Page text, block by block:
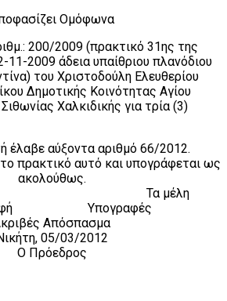
Ομόφωνα
200/2009 (πρακτικό 31ης της
2009 άδεια υπαίθριου πλανόδιου
του Χριστοδούλη Ελευθερίου
Δημοτικής Κοινότητας Αγίου
Χαλκιδικής για τρία (3)
έλαβε αύξοντα αριθμό 66/2012.
πρακτικό αυτό και υπογράφεται ως
ακολούθως.
Τα μέλη
Υπογραφές
Απόσπασμα
05/03/2012
Ο Πρόεδρος